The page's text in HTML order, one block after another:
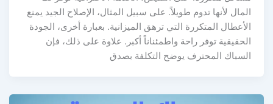
المال لأنها تدوم طويلاً. على سبيل المثال، الإصلاح الجيد يمنع
الأعطال المتكررة التي ترهق الميزانية. بعبارة أخرى، الجودة
الحقيقية توفر راحة واطمئناناً أكبر. علاوة على ذلك، فإن
السباك المحترف يوضح التكلفة بصدق